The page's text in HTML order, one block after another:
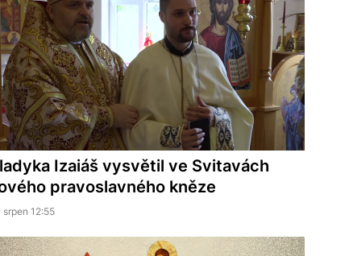
Izaiáš vysvětil ve Svitavách
pravoslavného kněze
12:55